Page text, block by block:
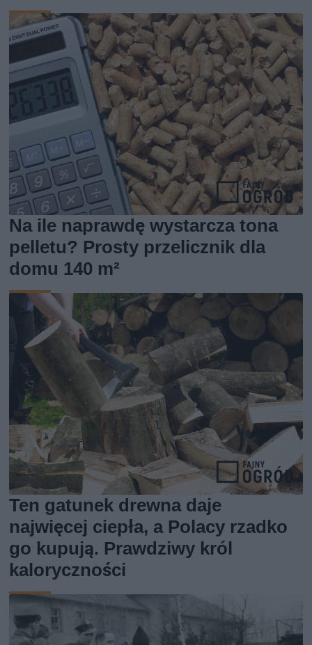
Na ile naprawdę wystarcza tona
pelletu? Prosty przelicznik dla
domu 140 m²
Ten gatunek drewna daje
najwięcej ciepła, a Polacy rzadko
go kupują. Prawdziwy król
kaloryczności